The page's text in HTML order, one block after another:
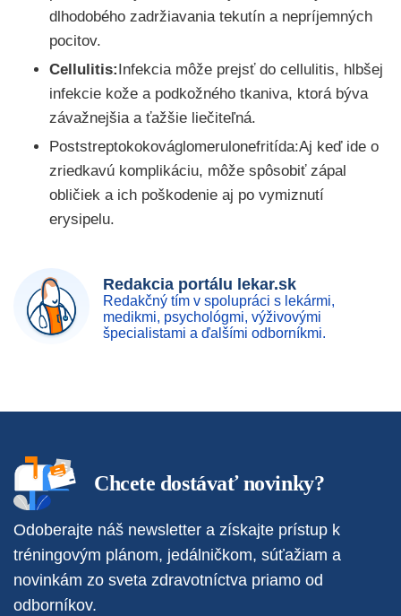
dlhodobého zadržiavania tekutín a nepríjemných
pocitov.
Cellulitis:Infekcia môže prejsť do cellulitis, hlbšej
infekcie kože a podkožného tkaniva, ktorá býva
závažnejšia a ťažšie liečiteľná.
Poststreptokokováglomerulonefritída:Aj keď ide o
zriedkavú komplikáciu, môže spôsobiť zápal
obličiek a ich poškodenie aj po vymiznutí
erysipelu.
Redakcia portálu lekar.sk
Redakčný tím v spolupráci s lekármi,
medikmi, psychológmi, výživovými
špecialistami a ďalšími odborníkmi.
Chcete dostávať novinky?
Odoberajte náš newsletter a získajte prístup k
tréningovým plánom, jedálničkom, súťažiam a
novinkám zo sveta zdravotníctva priamo od
odborníkov.